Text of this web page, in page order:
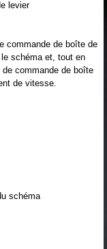
levier
commande de boîte de
schéma et, tout en
commande de boîte
de vitesse.
schéma